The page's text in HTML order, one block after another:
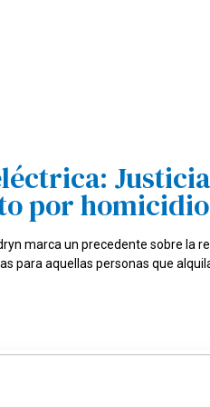
por
marca un precedente sobre la
para aquellas personas que